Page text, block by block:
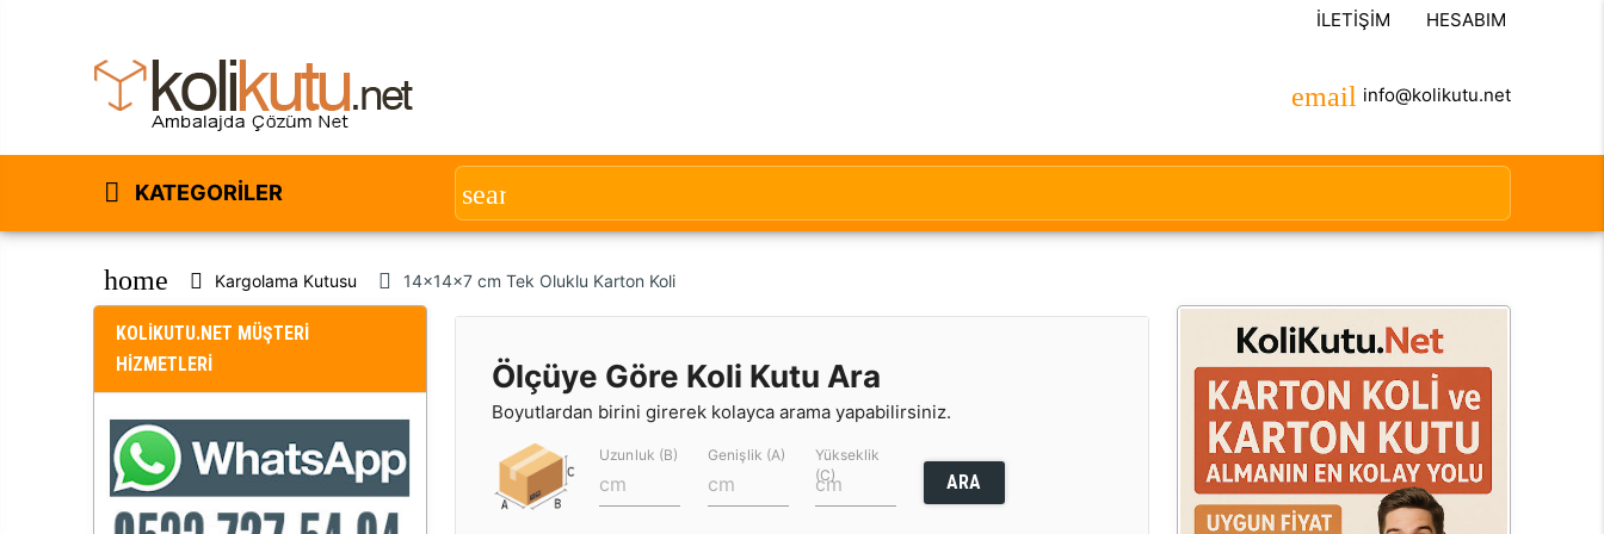
İLETIŞIM HESABIM
info@kolikutu.net
KATEGORILER
home Kargolama Kutusu 14x14x7 cm Tek Oluklu Karton Koli
KOLİKUTU.NET MÜŞTERİ
HİZMETLERİ
Ölçüye Göre Koli Kutu Ara
Boyutlardan birini girerek kolayca arama yapabilirsiniz.
Uzunluk (B) Genişlik (A)
Yükseklik
(C)
ARA